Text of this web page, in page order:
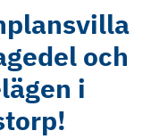
och
i